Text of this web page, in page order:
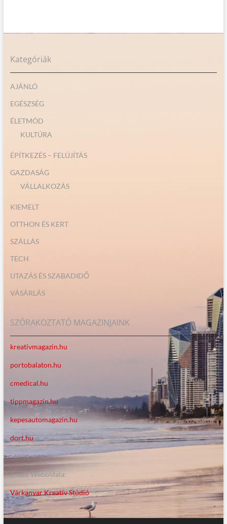
Kategóriák
AJÁNLÓ
EGÉSZSÉG
ÉLETMÓD
KULTÚRA
ÉPÍTKEZÉS – FELÚJÍTÁS
GAZDASÁG
VÁLLALKOZÁS
KIEMELT
OTTHON ÉS KERT
SZÁLLÁS
TECH
UTAZÁS ÉS SZABADIDŐ
VÁSÁRLÁS
SZÓRAKOZTATÓ MAGAZINJAINK
kreativmagazin.hu
portobalaton.hu
cmedical.hu
tippmagazin.hu
kepesautomagazin.hu
dort.hu
Kiadó Weboldala:
Várkanyar Kreatív Stúdió